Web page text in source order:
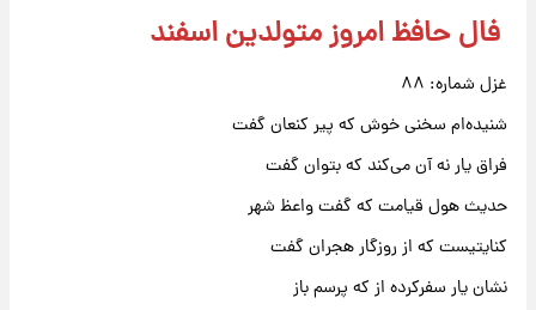
فال حافظ امروز متولدین اسفند
غزل شماره: ۸۸
شنیده‌ام سخنی خوش که پیر کنعان گفت
فراق یار نه آن می‌کند که بتوان گفت
حدیث هول قیامت که گفت واعظ شهر
کنایتیست که از روزگار هجران گفت
نشان یار سفرکرده از که پرسم باز